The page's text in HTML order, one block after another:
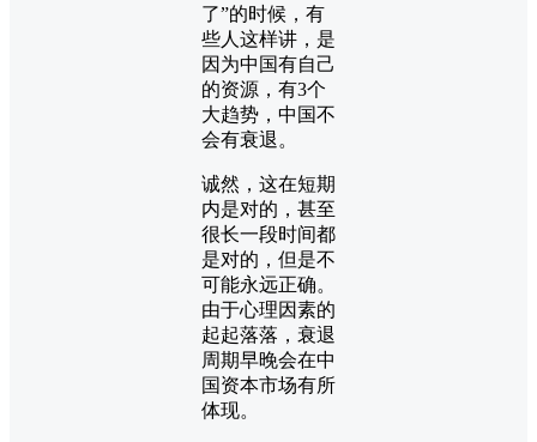
了”的时候，有
些人这样讲，是
因为中国有自己
的资源，有3个
大趋势，中国不
会有衰退。
诚然，这在短期
内是对的，甚至
很长一段时间都
是对的，但是不
可能永远正确。
由于心理因素的
起起落落，衰退
周期早晚会在中
国资本市场有所
体现。